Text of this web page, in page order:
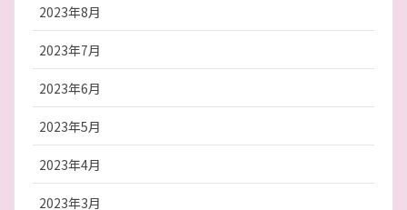
2023年8月
2023年7月
2023年6月
2023年5月
2023年4月
2023年3月